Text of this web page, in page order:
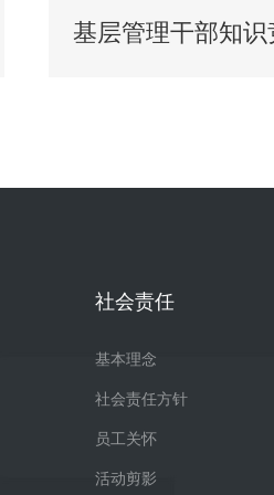
基层管理干部知识
社会责任
基本理念
社会责任方针
员工关怀
活动剪影